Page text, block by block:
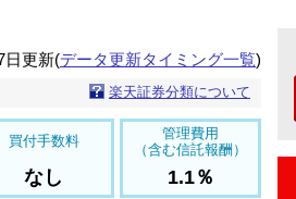
日更新(データ更新タイミング一覧)
楽天証券分類について
買付手数料
なし
管理費用
（含む信託報酬）
1.1％